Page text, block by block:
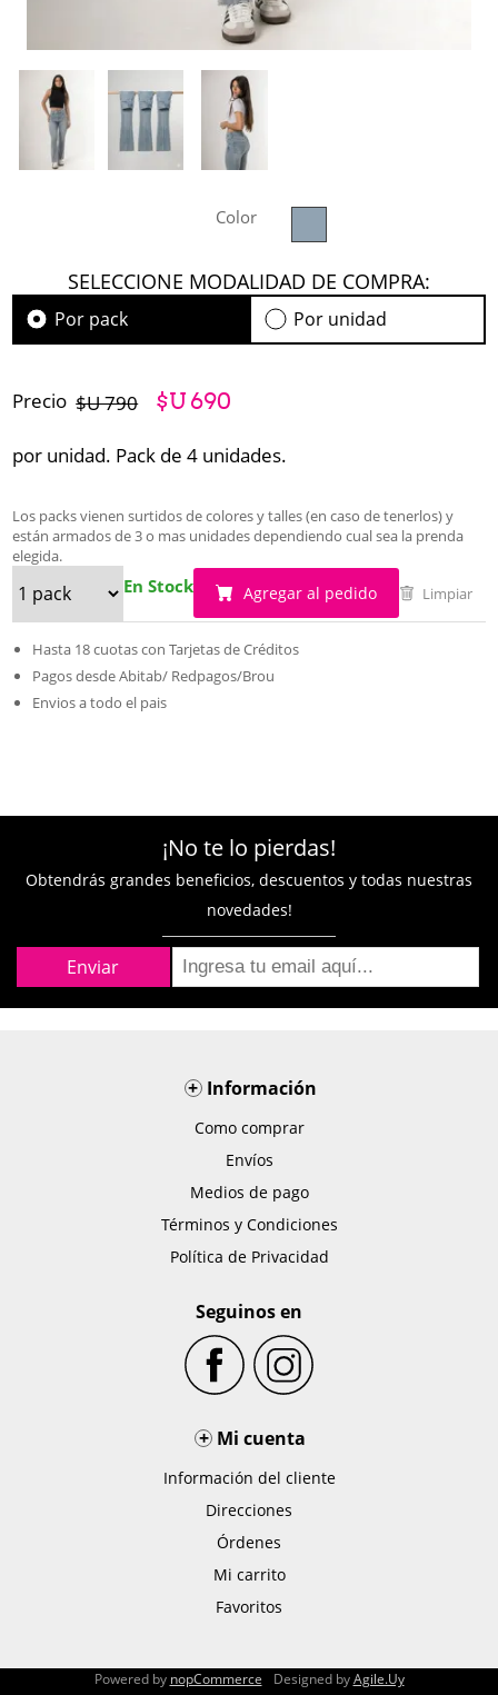
Color
SELECCIONE MODALIDAD DE COMPRA:
Por pack Por unidad
Precio $U 790 $U 690
por unidad. Pack de 4 unidades.
Los packs vienen surtidos de colores y talles (en caso de tenerlos) y
están armados de 3 o mas unidades dependiendo cual sea la prenda
elegida.
En Stock Agregar al pedido Limpiar
Hasta 18 cuotas con Tarjetas de Créditos
Pagos desde Abitab/ Redpagos/Brou
Envios a todo el pais
¡No te lo pierdas!
Obtendrás grandes beneficios, descuentos y todas nuestras
novedades!
+Información
Como comprar
Envíos
Medios de pago
Términos y Condiciones
Política de Privacidad
Seguinos en
+ Mi cuenta
Información del cliente
Direcciones
Órdenes
Mi carrito
Favoritos
Powered by nopCommerce Designed byAgile.Uy